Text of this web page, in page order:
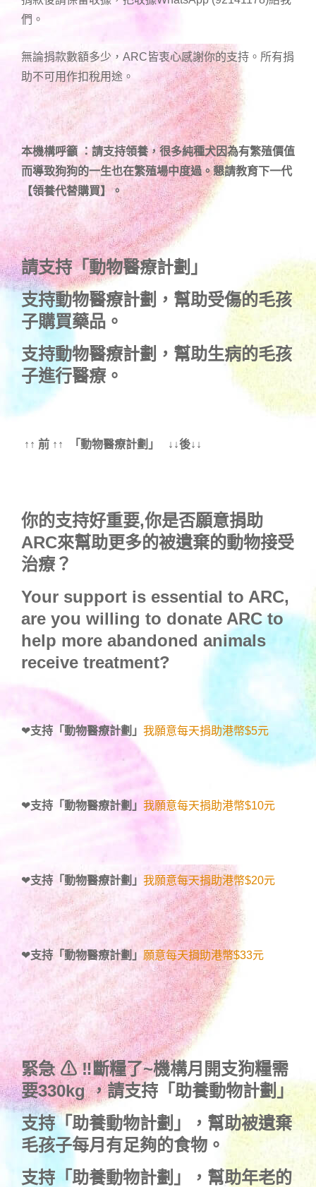
們。
無論捐款數額多少，ARC皆衷心感謝你的支持。所有捐
助不可用作扣稅用途。
本機構呼籲 ：請支持領養，很多純種犬因為有繁殖價值
而導致狗狗的一生也在繁殖場中度過。懇請教育下一代
【領養代替購買】。
請支持「動物醫療計劃」
支持動物醫療計劃 ，幫助受傷的毛孩
子購買藥品。
支持動物醫療計劃 ，幫助生病的毛孩
子進行醫療。
↑↑ 前 ↑↑ 「動物醫療計劃」 ↓↓後↓↓
你的支持好重要,你是否願意捐助
ARC來幫助更多的被遺棄的動物接受
治療？
Your support is essential to ARC,
are you willing to donate ARC to
help more abandoned animals
receive treatment?
❤支持「動物醫療計劃」 我願意每天捐助港幣$5元
❤支持「動物醫療計劃」 我願意每天捐助港幣$10元
❤支持「動物醫療計劃」 我願意每天捐助港幣$20元
❤支持「動物醫療計劃」 願意每天捐助港幣$33元
緊急 ⚠ ‼斷糧了~機構月開支狗糧需
要330kg ，請支持「助養動物計劃」
支持「助養動物計劃」
，幫助被遺棄
毛孩子每月有足夠的食物。
支持 「助養動物計劃」 ，幫助年老的